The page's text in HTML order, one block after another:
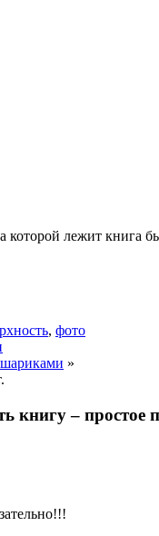
которой лежит
, фото
»
книгу – простое